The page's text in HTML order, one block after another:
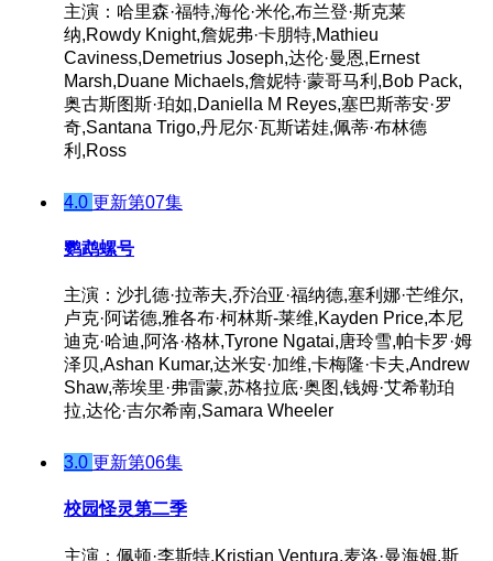
主演：哈里森·福特,海伦·米伦,布兰登·斯克莱
纳,Rowdy Knight,詹妮弗·卡朋特,Mathieu
Caviness,Demetrius Joseph,达伦·曼恩,Ernest
Marsh,Duane Michaels,詹妮特·蒙哥马利,Bob Pack,
奥古斯图斯·珀如,Daniella M Reyes,塞巴斯蒂安·罗
奇,Santana Trigo,丹尼尔·瓦斯诺娃,佩蒂·布林德
利,Ross
4.0 更新第07集
鹦鹉螺号
主演：沙扎德·拉蒂夫,乔治亚·福纳德,塞利娜·芒维尔,
卢克·阿诺德,雅各布·柯林斯-莱维,Kayden Price,本尼
迪克·哈迪,阿洛·格林,Tyrone Ngatai,唐玲雪,帕卡罗·姆
泽贝,Ashan Kumar,达米安·加维,卡梅隆·卡夫,Andrew
Shaw,蒂埃里·弗雷蒙,苏格拉底·奥图,钱姆·艾希勒珀
拉,达伦·吉尔希南,Samara Wheeler
3.0 更新第06集
校园怪灵第二季
主演：佩顿·李斯特,Kristian Ventura,麦洛·曼海姆,斯